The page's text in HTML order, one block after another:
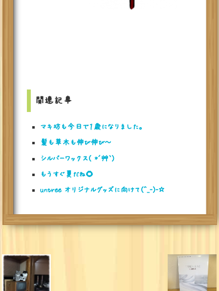
関連記事
マキ坊も今日で１歳になりました。
髪も草木も伸び伸び～
シルバーワックス( *´艸｀)
もうすぐ夏だね🌻
untree オリジナルグッズに向けて(^_-)-☆